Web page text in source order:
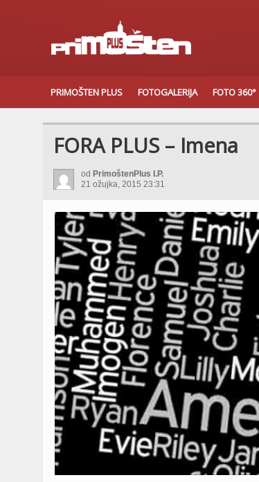
PRIMOŠTEN PLUS FOTOGALERIJA FOTO 360°
FORA PLUS – Imena
od PrimoštenPlus I.P.
21 ožujka, 2015 23:31